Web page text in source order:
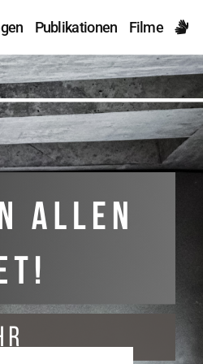
Publikationen Filme